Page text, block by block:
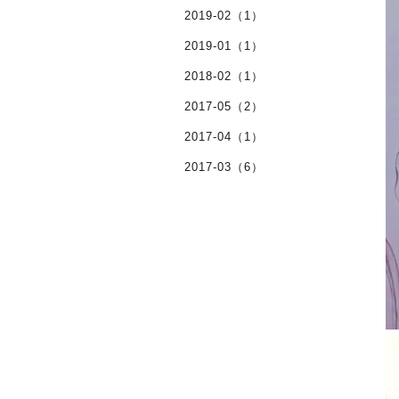
2019-02（1）
2019-01（1）
2018-02（1）
2017-05（2）
2017-04（1）
2017-03（6）